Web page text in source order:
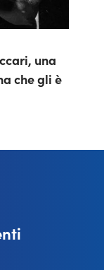
una
che gli è